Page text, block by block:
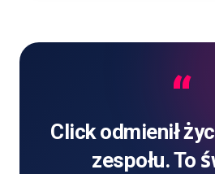
“
Click odmienił
zespołu. To